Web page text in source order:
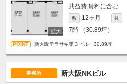
賃料に含む
敷 12ヶ月 礼
7階 （30.89坪）
新大阪テラサキ第３ビル 30.89坪
事務所 新大阪NKビル